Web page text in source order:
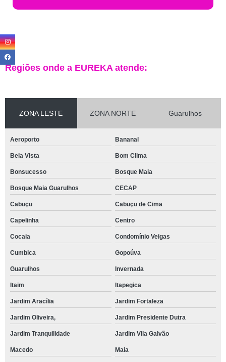
Regiões onde a EUREKA atende:
ZONA LESTE ZONA NORTE Guarulhos
Aeroporto Bananal
Bela Vista Bom Clima
Bonsucesso Bosque Maia
Bosque Maia Guarulhos CECAP
Cabuçu Cabuçu de Cima
Capelinha Centro
Cocaia Condomínio Veigas
Cumbica Gopoúva
Guarulhos Invernada
Itaim Itapegica
Jardim Aracília Jardim Fortaleza
Jardim Oliveira, Jardim Presidente Dutra
Jardim Tranquilidade Jardim Vila Galvão
Macedo Maia